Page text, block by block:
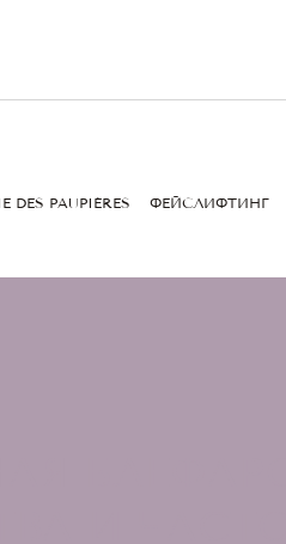
DES PAUPIÈRES ФЕЙСЛИФТИНГ